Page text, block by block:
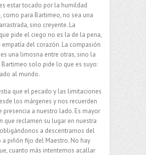
estar tocado por la humildad
como para Bartimeo, no sea una
sino creyente. La
pide el ciego no es la de la pena,
del corazón. La compasión
una limosna entre otras, sino la
Bartimeo solo pide lo que es suyo:
al mundo.
que el pecado y las limitaciones
los márgenes y nos recuerden
presencia a nuestro lado. Es mayor
que reclamen su lugar en nuestra
a descentrarnos del
a piñón fijo del Maestro. No hay
cuanto más intentemos acallar